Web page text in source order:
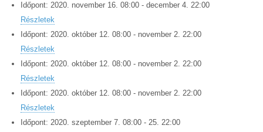
Időpont: 2020. november 16. 08:00 - december 4. 22:00
Részletek
Időpont: 2020. október 12. 08:00 - november 2. 22:00
Részletek
Időpont: 2020. október 12. 08:00 - november 2. 22:00
Részletek
Időpont: 2020. október 12. 08:00 - november 2. 22:00
Részletek
Időpont: 2020. szeptember 7. 08:00 - 25. 22:00